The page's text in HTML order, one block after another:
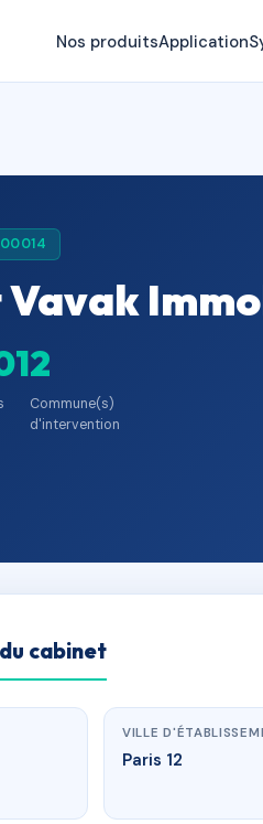
Nos produitsApplication
2
Commune(s)
d'intervention
cabinet
VILLE
Paris 12